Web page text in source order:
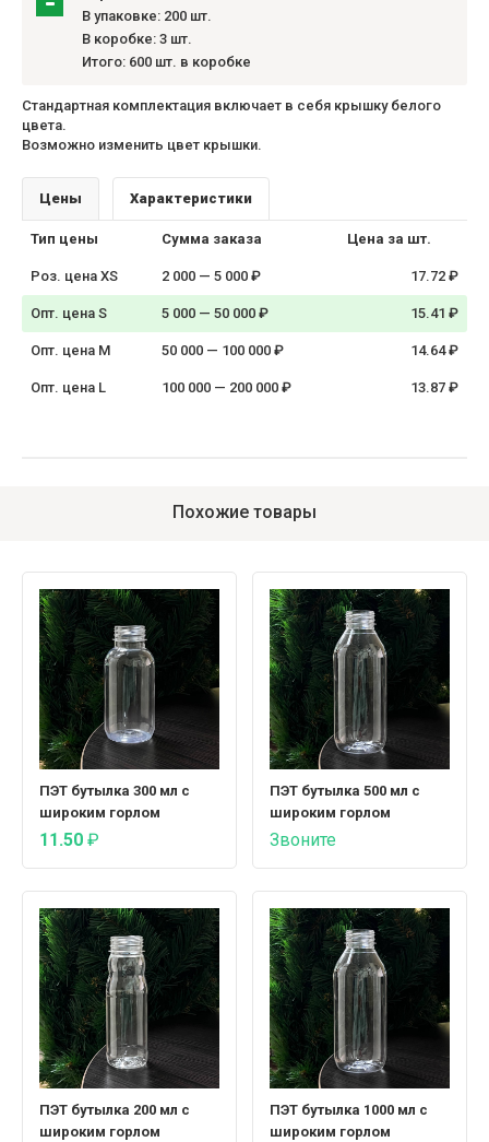
В упаковке: 200 шт.
В коробке: 3 шт.
Итого: 600 шт. в коробке
Стандартная комплектация включает в себя крышку белого
цвета.
Возможно изменить цвет крышки.
Цены Характеристики
Тип цены Сумма заказа Цена за шт.
Роз. цена XS 2 000 — 5 000 ₽ 17.72 ₽
Опт. цена S 5 000 — 50 000 ₽ 15.41 ₽
Опт. цена M 50 000 — 100 000 ₽ 14.64 ₽
Опт. цена L 100 000 — 200 000 ₽ 13.87 ₽
Похожие товары
ПЭТ бутылка 300 мл с
широким горлом
11.50 ₽
ПЭТ бутылка 500 мл с
широким горлом
Звоните
ПЭТ бутылка 200 мл с
широким горлом
ПЭТ бутылка 1000 мл с
широким горлом